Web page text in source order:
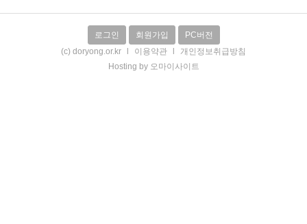
로그인 회원가입
PC버전
(c) doryong.or.kr
이용약관
개인정보취급방침
Hosting by 오마이사이트